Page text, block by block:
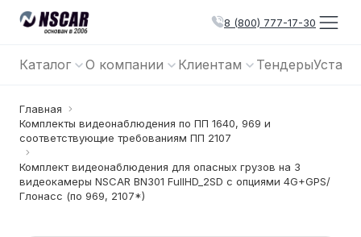
8 (800) 777-17-30
Каталог О компании Клиентам Тендеры
Главная
Комплекты видеонаблюдения по ПП 1640, 969 и
соответствующие требованиям ПП 2107
Комплект видеонаблюдения для опасных грузов на 3
видеокамеры NSCAR BN301 FullHD_2SD с опциями 4G+GPS/
Глонасс (по 969, 2107*)